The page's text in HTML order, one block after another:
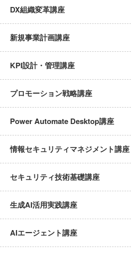
DX組織変革講座
新規事業計画講座
KPI設計・管理講座
プロモーション戦略講座
Power Automate Desktop講座
情報セキュリティマネジメント講座
セキュリティ技術基礎講座
生成AI活用実践講座
AIエージェント講座